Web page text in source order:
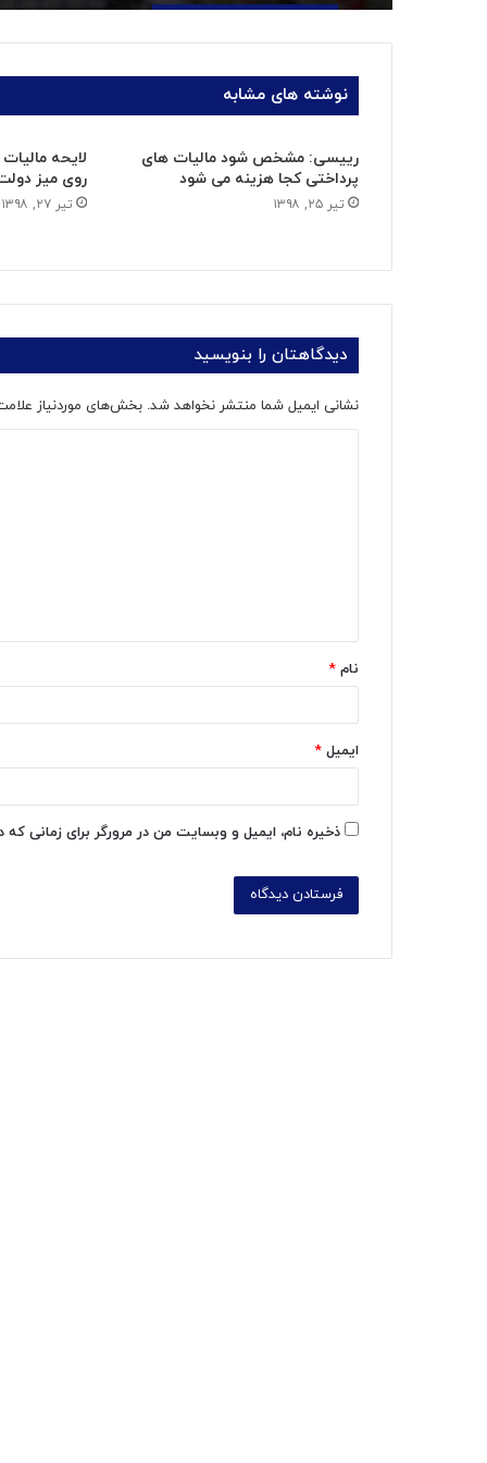
نوشته های مشابه
رییسی: مشخص شود مالیات های
پرداختی کجا هزینه می شود
تیر ۲۵, ۱۳۹۸
لایحه
روی میز
تیر ۲۷, ۱۳۹۸
دیدگاهتان را بنویسید
نشانی ایمیل شما منتشر نخواهد شد. بخش‌های موردنیاز
*
نام *
ایمیل *
ذخیره نام، ایمیل و وبسایت من در مرورگر برای زمانی